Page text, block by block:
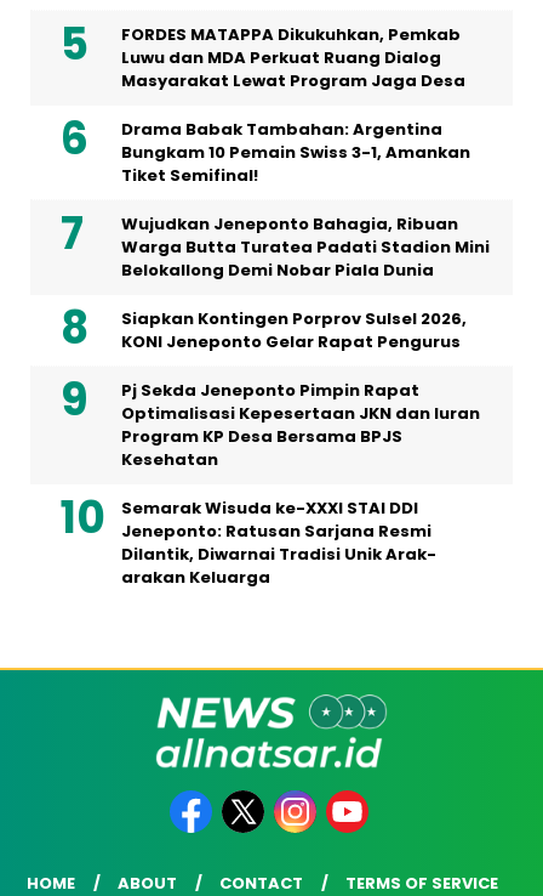
FORDES MATAPPA Dikukuhkan, Pemkab
Luwu dan MDA Perkuat Ruang Dialog
Masyarakat Lewat Program Jaga Desa
Drama Babak Tambahan: Argentina
Bungkam 10 Pemain Swiss 3-1, Amankan
Tiket Semifinal!
Wujudkan Jeneponto Bahagia, Ribuan
Warga Butta Turatea Padati Stadion Mini
Belokallong Demi Nobar Piala Dunia
Siapkan Kontingen Porprov Sulsel 2026,
KONI Jeneponto Gelar Rapat Pengurus
Pj Sekda Jeneponto Pimpin Rapat
Optimalisasi Kepesertaan JKN dan Iuran
Program KP Desa Bersama BPJS
Kesehatan
Semarak Wisuda ke-XXXI STAI DDI
Jeneponto: Ratusan Sarjana Resmi
Dilantik, Diwarnai Tradisi Unik Arak-
arakan Keluarga
HOME ABOUT CONTACT TERMS OF SERVICE